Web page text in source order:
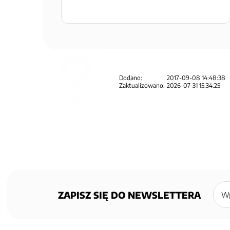
Dodano:
2017-09-08 14:48:38
Zaktualizowano: 2026-07-31 15:34:25
ZAPISZ SIĘ DO NEWSLETTERA
Zapisz
się